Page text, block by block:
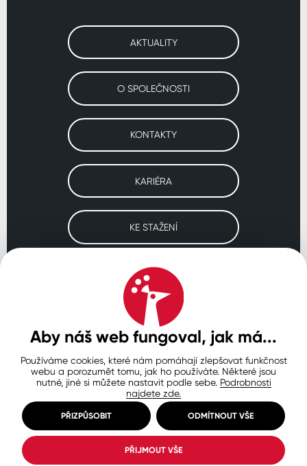
AKTUALITY
O SPOLEČNOSTI
KONTAKTY
KARIÉRA
KE STAŽENÍ
Navštivte naše pobočky
SLOVENSKO POLSKO
Ochrana osobních údajů
Zásady používání souborů cookie
Nastavení cookies
© Copyright 2026 COLORLAK
Created by inCUBE
Aby náš web fungoval, jak má...
Používáme cookies, které nám pomáhají zlepšovat funkčnost
webu a porozumět tomu, jak ho používáte. Některé jsou
nutné, jiné si můžete nastavit podle sebe. Podrobnosti
najdete zde.
PŘIZPŮSOBIT ODMÍTNOUT VŠE
PŘIJMOUT VŠE